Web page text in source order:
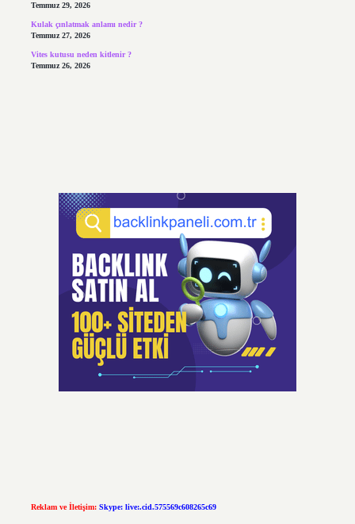
Temmuz 29, 2026
Kulak çınlatmak anlamı nedir ?
Temmuz 27, 2026
Vites kutusu neden kitlenir ?
Temmuz 26, 2026
Reklam ve İletişim: Skype: live:.cid.575569c608265c69